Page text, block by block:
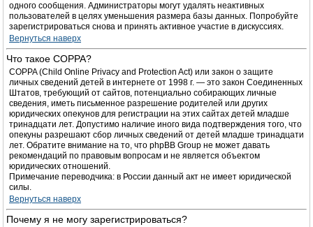
одного сообщения. Администраторы могут удалять неактивных
пользователей в целях уменьшения размера базы данных. Попробуйте
зарегистрироваться снова и принять активное участие в дискуссиях.
Вернуться наверх
Что такое COPPA?
COPPA (Child Online Privacy and Protection Act) или закон о защите
личных сведений детей в интернете от 1998 г. — это закон Соединенных
Штатов, требующий от сайтов, потенциально собирающих личные
сведения, иметь письменное разрешение родителей или других
юридических опекунов для регистрации на этих сайтах детей младше
тринадцати лет. Допустимо наличие иного вида подтверждения того, что
опекуны разрешают сбор личных сведений от детей младше тринадцати
лет. Обратите внимание на то, что phpBB Group не может давать
рекомендаций по правовым вопросам и не является объектом
юридических отношений.
Примечание переводчика: в России данный акт не имеет юридической
силы.
Вернуться наверх
Почему я не могу зарегистрироваться?